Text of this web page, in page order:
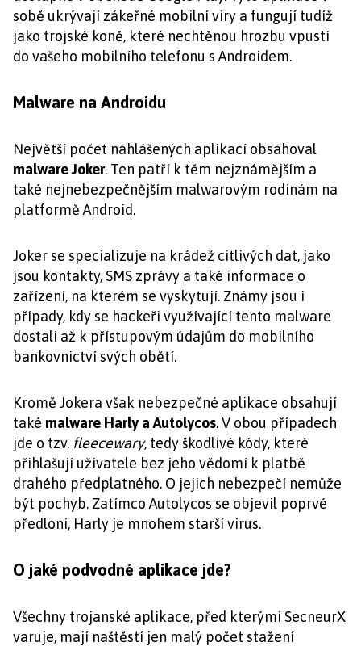
sobě ukrývají zákeřné mobilní viry a fungují tudíž
jako trojské koně, které nechtěnou hrozbu vpustí
do vašeho mobilního telefonu s Androidem.
Malware na Androidu
Největší počet nahlášených aplikací obsahoval
malware Joker. Ten patří k těm nejznámějším a
také nejnebezpečnějším malwarovým rodinám na
platformě Android.
Joker se specializuje na krádež citlivých dat, jako
jsou kontakty, SMS zprávy a také informace o
zařízení, na kterém se vyskytují. Známy jsou i
případy, kdy se hackeři využívající tento malware
dostali až k přístupovým údajům do mobilního
bankovnictví svých obětí.
Kromě Jokera však nebezpečné aplikace obsahují
také malware Harly a Autolycos. V obou případech
jde o tzv. fleecewary, tedy škodlivé kódy, které
přihlašují uživatele bez jeho vědomí k platbě
drahého předplatného. O jejich nebezpečí nemůže
být pochyb. Zatímco Autolycos se objevil poprvé
předloni, Harly je mnohem starší virus.
O jaké podvodné aplikace jde?
Všechny trojanské aplikace, před kterými SecneurX
varuje, mají naštěstí jen malý počet stažení